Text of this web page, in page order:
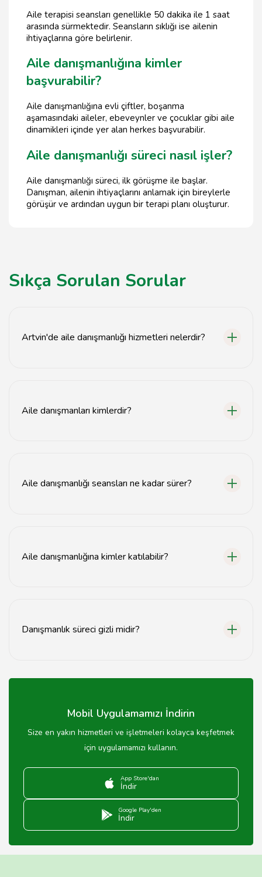
Aile terapisi seansları genellikle 50 dakika ile 1 saat
arasında sürmektedir. Seansların sıklığı ise ailenin
ihtiyaçlarına göre belirlenir.
Aile danışmanlığına kimler
başvurabilir?
Aile danışmanlığına evli çiftler, boşanma
aşamasındaki aileler, ebeveynler ve çocuklar gibi aile
dinamikleri içinde yer alan herkes başvurabilir.
Aile danışmanlığı süreci nasıl işler?
Aile danışmanlığı süreci, ilk görüşme ile başlar.
Danışman, ailenin ihtiyaçlarını anlamak için bireylerle
görüşür ve ardından uygun bir terapi planı oluşturur.
Sıkça Sorulan Sorular
Artvin'de aile danışmanlığı hizmetleri nelerdir?
Aile danışmanları kimlerdir?
Aile danışmanlığı seansları ne kadar sürer?
Aile danışmanlığına kimler katılabilir?
Danışmanlık süreci gizli midir?
danışanların bilgileri korunur.
Mobil Uygulamamızı İndirin
Size en yakın hizmetleri ve işletmeleri kolayca keşfetmek
için uygulamamızı kullanın.
App Store'dan
İndir
Google Play'den
İndir